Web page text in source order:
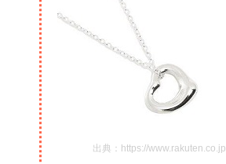
出典：https://www.rakuten.co.jp